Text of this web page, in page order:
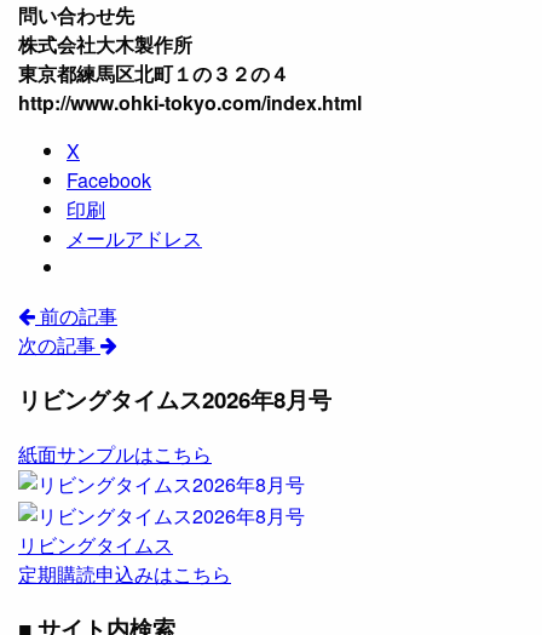
問い合わせ先
株式会社大木製作所
東京都練馬区北町１の３２の４
http://www.ohki-tokyo.com/index.html
X
Facebook
印刷
メールアドレス
前の記事
次の記事
リビングタイムス2026年8月号
紙面サンプルはこちら
リビングタイムス
定期購読申込みはこちら
■ サイト内検索